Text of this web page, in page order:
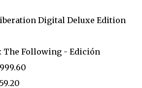
Digital Deluxe Edition
The Following - Edición